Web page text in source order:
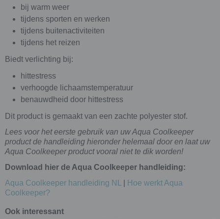
bij warm weer
tijdens sporten en werken
tijdens buitenactiviteiten
tijdens het reizen
Biedt verlichting bij:
hittestress
verhoogde lichaamstemperatuur
benauwdheid door hittestress
Dit product is gemaakt van een zachte polyester stof.
Lees voor het eerste gebruik van uw Aqua Coolkeeper
product de handleiding hieronder helemaal door en laat uw
Aqua Coolkeeper product vooral niet te dik worden!
Download hier de Aqua Coolkeeper handleiding:
Aqua Coolkeeper handleiding NL
Hoe werkt Aqua
Coolkeeper?
Ook interessant